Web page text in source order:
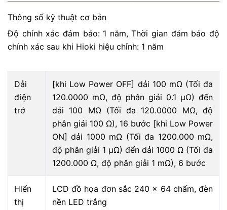
Thông số kỹ thuật cơ bản
Độ chính xác đảm bảo: 1 năm, Thời gian đảm bảo độ
chính xác sau khi Hioki hiệu chỉnh: 1 năm
Dải
điện
trở
[khi Low Power OFF] dải 100 mΩ (Tối đa
120.0000 mΩ, độ phân giải 0.1 μΩ) đến
dải 100 MΩ (Tối đa 120.0000 MΩ, độ
phân giải 100 Ω), 16 bước [khi Low Power
ON] dải 1000 mΩ (Tối đa 1200.000 mΩ,
độ phân giải 1 μΩ) đến dải 1000 Ω (Tối đa
1200.000 Ω, độ phân giải 1 mΩ), 6 bước
Hiển
thị
LCD đồ họa đơn sắc 240 × 64 chấm, đèn
nền LED trắng